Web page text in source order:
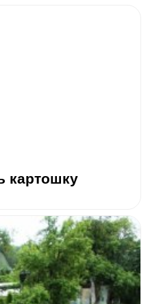
картошку